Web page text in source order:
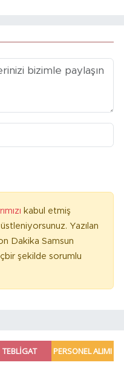
kabul etmiş
Yazılan
Dakika Samsun
şekilde sorumlu